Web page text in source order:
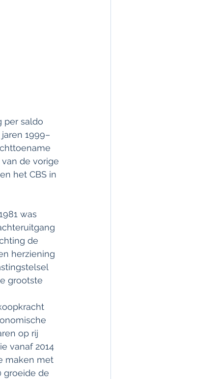
per saldo
1999–
de vorige
het CBS in
was
de
herziening
grootste
op rij
vanaf 2014
maken met
groeide de